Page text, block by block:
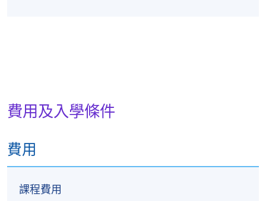
費用及入學條件
費用
課程費用